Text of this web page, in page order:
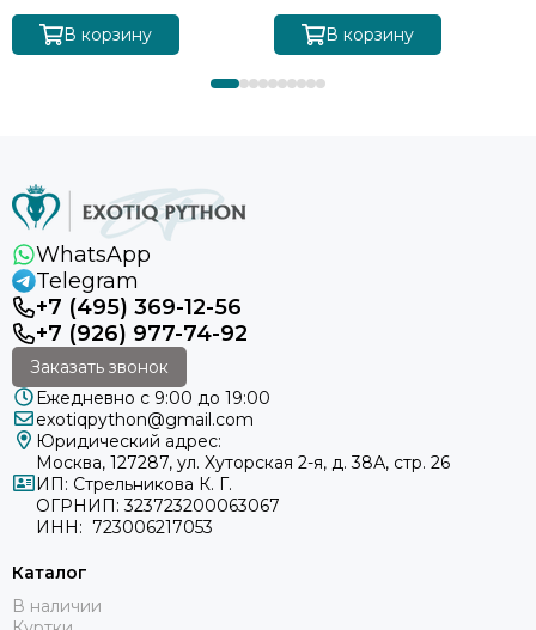
В корзину В корзину
WhatsApp
Telegram
+7 (495) 369-12-56
+7 (926) 977-74-92
Заказать звонок
Ежедневно с 9:00 до 19:00
exotiqpython@gmail.com
Юридический адрес:
Москва, 127287, ул. Хуторская 2-я, д. 38А, стр. 26
ИП: Стрельникова К. Г.
ОГРНИП: 323723200063067
ИНН: 723006217053
Каталог
В наличии